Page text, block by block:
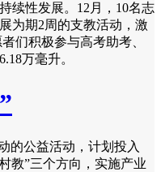
续性发展。12月，10名志
为期2周的支教活动，激
们积极参与高考助考、
万毫升。
的公益活动，计划投入
教”三个方向，实施产业